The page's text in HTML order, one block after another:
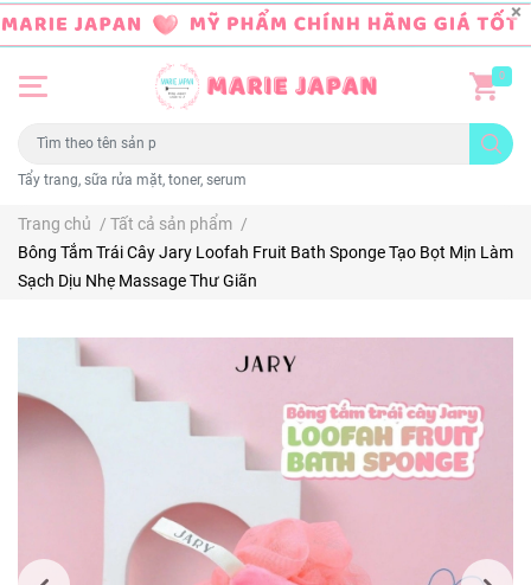
Tẩy trang, sữa rửa mặt, toner, serum
0
Trang chủ / Tất cả sản phẩm /
Bông Tắm Trái Cây Jary Loofah Fruit Bath Sponge Tạo Bọt Mịn Làm
Sạch Dịu Nhẹ Massage Thư Giãn